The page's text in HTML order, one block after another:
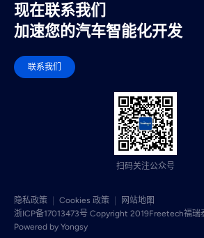
现在联系我们
加速您的汽车智能化开发
联系我们
扫码关注公众号
隐私政策 Cookies 政策
网站地图
浙ICP备17013473号 Copyright 2019Freetech福瑞
Powered by Yongsy